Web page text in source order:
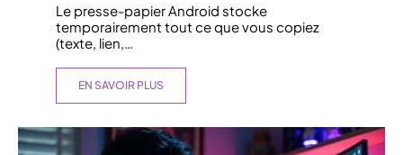
Le presse-papier Android stocke
temporairement tout ce que vous copiez
(texte, lien,
EN SAVOIR PLUS